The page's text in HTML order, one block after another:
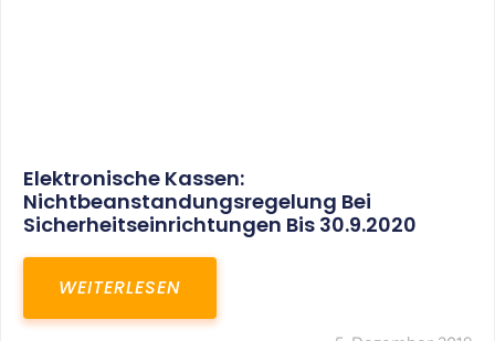
Elektronische Kassen:
Nichtbeanstandungsregelung Bei
Sicherheitseinrichtungen Bis 30.9.2020
WEITERLESEN